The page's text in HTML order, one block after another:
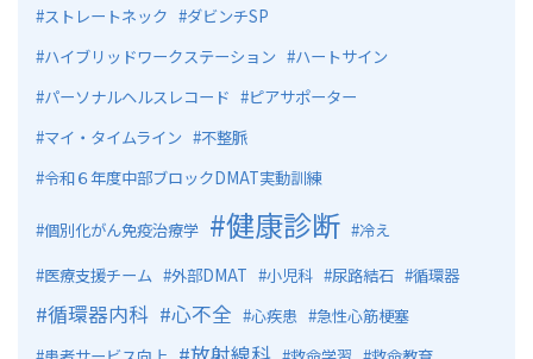
ストレートネック
ダビンチSP
ハイブリッドワークステーション
ハートサイン
パーソナルヘルスレコード
ピアサポーター
マイ・タイムライン
不整脈
令和６年度中部ブロックDMAT実動訓練
個別化がん免疫治療学 健康診断
冷え
医療支援チーム
外部DMAT 小児科 尿路結石 循環器
循環器内科 心不全 心疾患
急性心筋梗塞